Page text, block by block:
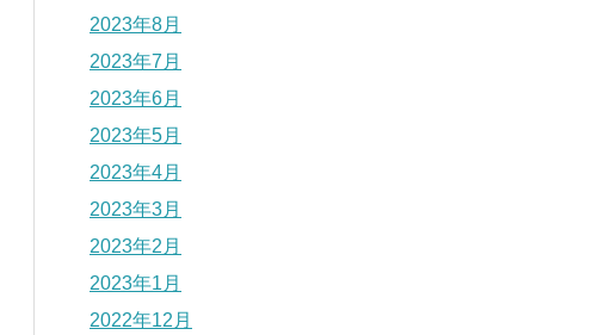
2023年8月
2023年7月
2023年6月
2023年5月
2023年4月
2023年3月
2023年2月
2023年1月
2022年12月